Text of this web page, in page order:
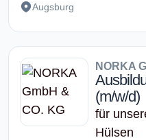
Augsburg
NORKA
(m/w/d)
für
Hülsen